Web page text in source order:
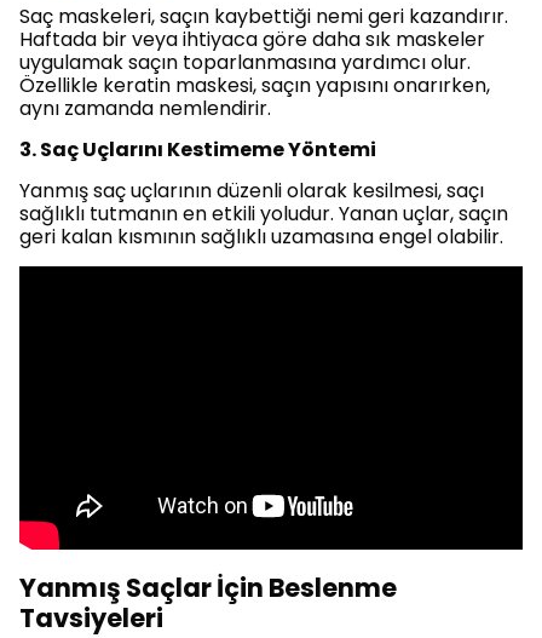
Saç maskeleri, saçın kaybettiği nemi geri kazandırır.
Haftada bir veya ihtiyaca göre daha sık maskeler
uygulamak saçın toparlanmasına yardımcı olur.
Özellikle keratin maskesi, saçın yapısını onarırken,
aynı zamanda nemlendirir.
3. Saç Uçlarını Kestimeme Yöntemi
Yanmış saç uçlarının düzenli olarak kesilmesi, saçı
sağlıklı tutmanın en etkili yoludur. Yanan uçlar, saçın
geri kalan kısmının sağlıklı uzamasına engel olabilir.
Yanmış Saçlar İçin Beslenme
Tavsiyeleri